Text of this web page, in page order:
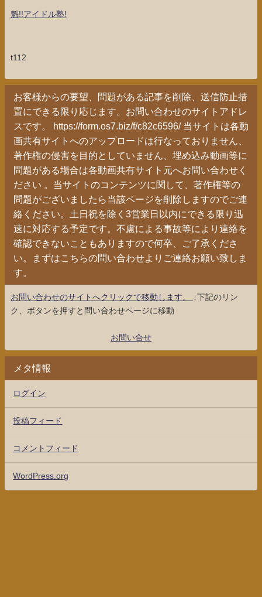
魁!!アイドル塾!
t112
お客様からの要望、問題がある記事を削除、送信防止措
置にできる限り応じます。お問い合わせのサイトアドレ
スです。 https://form.os7.biz/f/c82c6596/ 当サイトは各動
画共有サイトへのアップロードは行なっておりません、
著作権の侵害を目的としていません、埋め込み動画等に
問題がある場合は各動画共有サイト元へお問い合わせく
ださい 。当サイトのコンテンツに関して、著作権等の
問題がございましたら当該ページを削除しますのでご連
絡ください。土日祝を除く3営業日以内にできる限り迅
速に対応する予定です。不慮による事故等により連絡を
確認できないこともありますので何卒、ご了承くださ
い。まずはこちらの問い合わせよりご連絡お願い致しま
す。
お問い合わせのサイトへクリックで移動します。
↓下記のリン
ク、ボタンを押すと問い合わせページに移動
お問い合せ
メタ情報
ログイン
投稿フィード
コメントフィード
WordPress.org